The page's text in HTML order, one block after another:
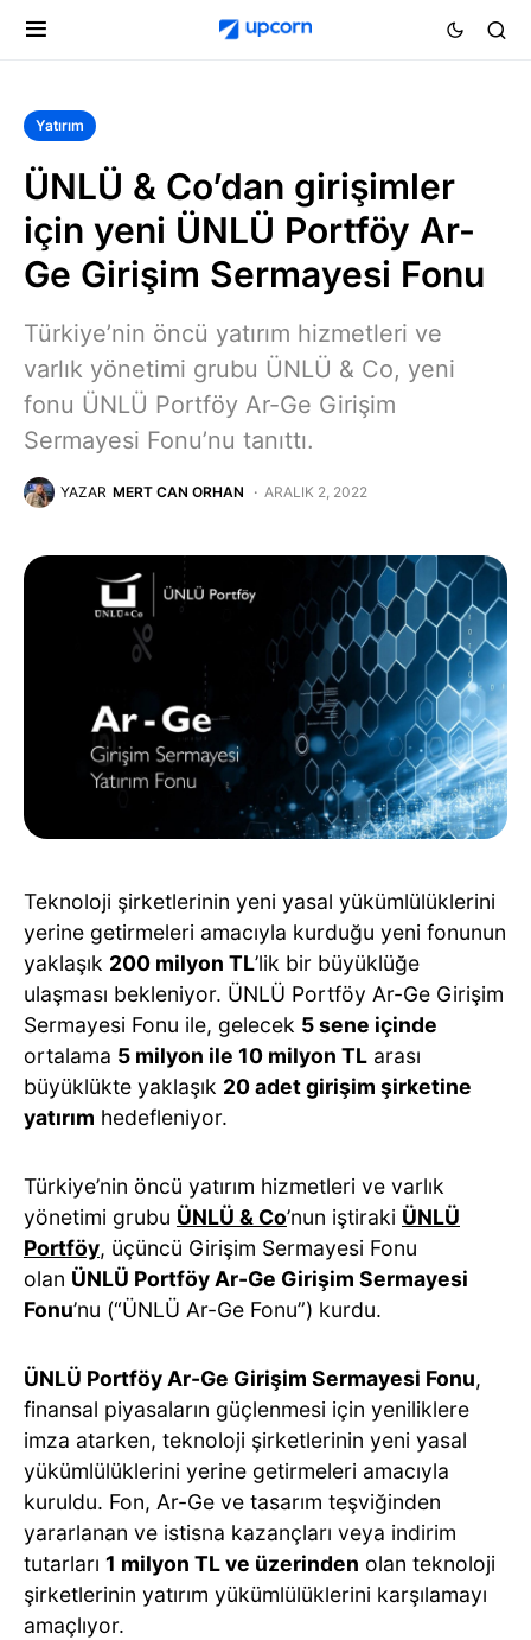
Yatırım
ÜNLÜ & Co’dan girişimler
için yeni ÜNLÜ Portföy Ar-
Ge Girişim Sermayesi Fonu
Türkiye’nin öncü yatırım hizmetleri ve
varlık yönetimi grubu ÜNLÜ & Co, yeni
fonu ÜNLÜ Portföy Ar-Ge Girişim
Sermayesi Fonu’nu tanıttı.
YAZAR MERT CAN ORHAN ARALIK 2, 2022
Teknoloji şirketlerinin yeni yasal yükümlülüklerini
yerine getirmeleri amacıyla kurduğu yeni fonunun
yaklaşık 200 milyon TL’lik bir büyüklüğe
ulaşması bekleniyor. ÜNLÜ Portföy Ar-Ge Girişim
Sermayesi Fonu ile, gelecek 5 sene içinde
ortalama 5 milyon ile 10 milyon TL arası
büyüklükte yaklaşık 20 adet girişim şirketine
yatırım hedefleniyor.
Türkiye’nin öncü yatırım hizmetleri ve varlık
yönetimi grubu ÜNLÜ & Co’nun iştiraki ÜNLÜ
Portföy, üçüncü Girişim Sermayesi Fonu
olan ÜNLÜ Portföy Ar-Ge Girişim Sermayesi
Fonu’nu (“ÜNLÜ Ar-Ge Fonu”) kurdu.
ÜNLÜ Portföy Ar-Ge Girişim Sermayesi Fonu,
finansal piyasaların güçlenmesi için yeniliklere
imza atarken, teknoloji şirketlerinin yeni yasal
yükümlülüklerini yerine getirmeleri amacıyla
kuruldu. Fon, Ar-Ge ve tasarım teşviğinden
yararlanan ve istisna kazançları veya indirim
tutarları 1 milyon TL ve üzerinden olan teknoloji
şirketlerinin yatırım yükümlülüklerini karşılamayı
amaçlıyor.